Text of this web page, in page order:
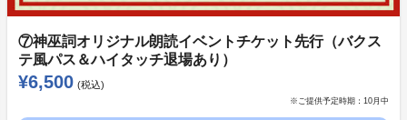
ト、アニメ化始動に伴う制作資金として大切に使わせて
いただきます。
（このプロジェクトはAll in型です。目標金額の達成に
関わらず、プロジェクトは進行していきます。）
⑦神巫詞オリジナル朗読イベントチケット先行（バクス
テ風パス＆ハイタッチ退場あり）
¥6,500 (税込)
※ご提供予定時期： 10月中